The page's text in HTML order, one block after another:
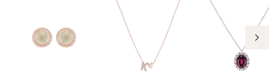
ALO diamonds, Westfield, Praha 4 - Chodov
Roztylská 2321/19, 148 00 Praha 4 - Chodov
tel.: +420 773 585 559, +420 730 802 800